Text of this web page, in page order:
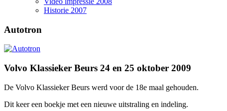
Historie 2007
Autotron
Volvo Klassieker Beurs 24 en 25 oktober 2009
De Volvo Klassieker Beurs werd voor de 18e maal gehouden.
Dit keer een boekje met een nieuwe uitstraling en indeling.